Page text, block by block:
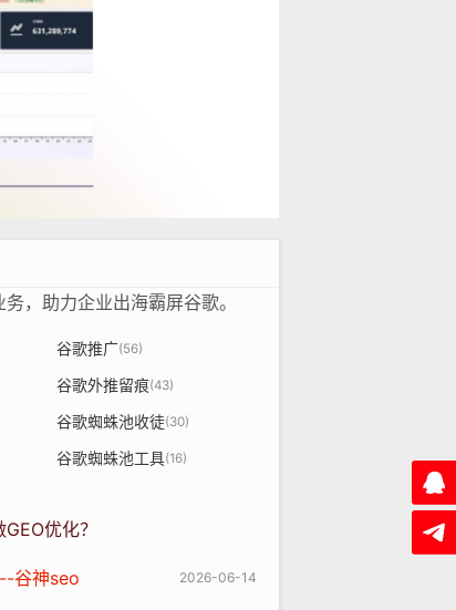
，助力企业出海霸屏谷歌。
谷歌推广(56)
谷歌外推留痕(43)
谷歌蜘蛛池收徒(30)
谷歌蜘蛛池工具(16)
优化？
2026-06-14
谷神seo